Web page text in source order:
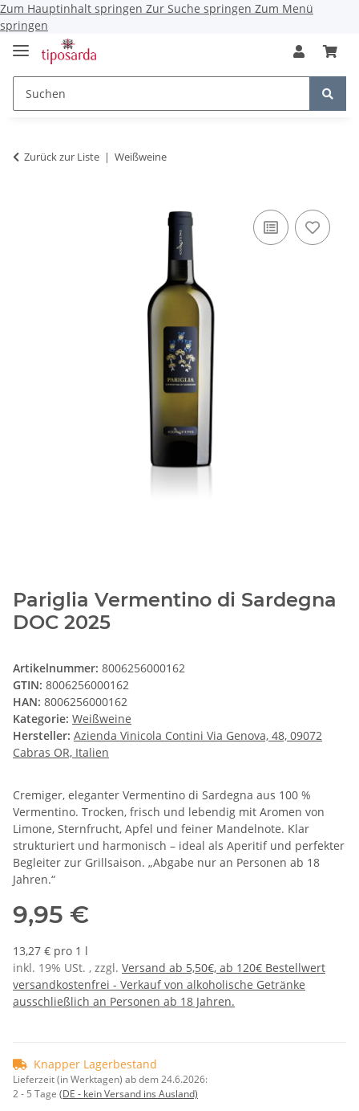
Zum Hauptinhalt springen Zur Suche springen Zum Menü
springen
Zurück zur Liste Weißweine
Pariglia Vermentino di Sardegna
DOC 2025
Artikelnummer: 8006256000162
GTIN: 8006256000162
HAN: 8006256000162
Kategorie: Weißweine
Hersteller: Azienda Vinicola Contini Via Genova, 48, 09072
Cabras OR, Italien
Cremiger, eleganter Vermentino di Sardegna aus 100 %
Vermentino. Trocken, frisch und lebendig mit Aromen von
Limone, Sternfrucht, Apfel und feiner Mandelnote. Klar
strukturiert und harmonisch – ideal als Aperitif und perfekter
Begleiter zur Grillsaison. „Abgabe nur an Personen ab 18
Jahren.“
9,95 €
13,27 € pro 1 l
inkl. 19% USt. , zzgl. Versand ab 5,50€, ab 120€ Bestellwert
versandkostenfrei - Verkauf von alkoholische Getränke
ausschließlich an Personen ab 18 Jahren.
Knapper Lagerbestand
Lieferzeit (in Werktagen) ab dem 24.6.2026:
2 - 5 Tage (DE - kein Versand ins Ausland)